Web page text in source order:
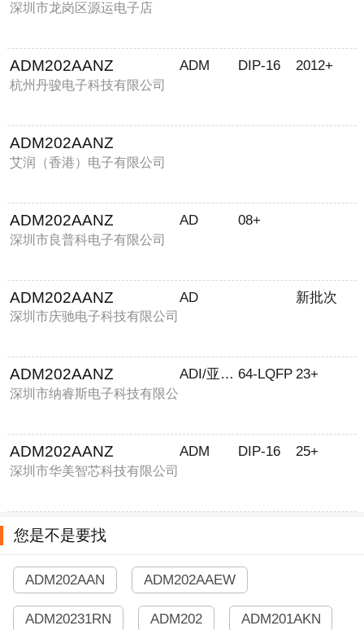
深圳市龙岗区源运电子店
ADM202AANZ
杭州丹骏电子科技有限公司
ADM DIP-16 2012+
ADM202AANZ
艾润（香港）电子有限公司
ADM202AANZ
深圳市良普科电子有限公司
AD 08+
ADM202AANZ
深圳市庆驰电子科技有限公司
AD 新批次
ADM202AANZ
深圳市纳睿斯电子科技有限公
ADI/亚德诺 64-LQFP 23+
ADM202AANZ
深圳市华美智芯科技有限公司
ADM DIP-16 25+
您是不是要找
ADM202AAN ADM202AAEW
ADM20231RN ADM202 ADM201AKN